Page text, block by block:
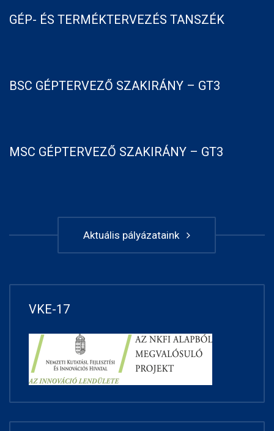
GÉP- ÉS TERMÉKTERVEZÉS TANSZÉK
BSC GÉPTERVEZŐ SZAKIRÁNY – GT3
MSC GÉPTERVEZŐ SZAKIRÁNY – GT3
Aktuális pályázataink
VKE-17